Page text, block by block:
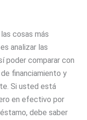
cosas más
analizar las
poder comparar con
financiamiento y
Si usted está
en efectivo por
debe saber